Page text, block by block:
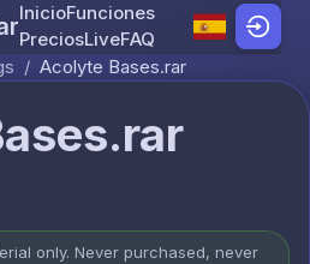
Skip to content
InicioFunciones
PreciosLiveFAQ
/ Acolyte Bases.rar
only. Never purchased, never